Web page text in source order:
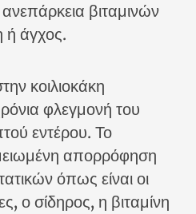
βιταμινών
ή άγχος.
κοιλιοκάκη
φλεγμονή του
εντέρου. Το
απορρόφηση
όπως είναι οι
ο σίδηρος, η βιταμίνη